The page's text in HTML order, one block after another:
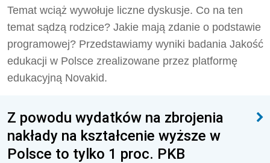
Temat wciąż wywołuje liczne dyskusje. Co na ten
temat sądzą rodzice? Jakie mają zdanie o podstawie
programowej? Przedstawiamy wyniki badania Jakość
edukacji w Polsce zrealizowane przez platformę
edukacyjną Novakid.
Z powodu wydatków na zbrojenia
nakłady na kształcenie wyższe w
Polsce to tylko 1 proc. PKB